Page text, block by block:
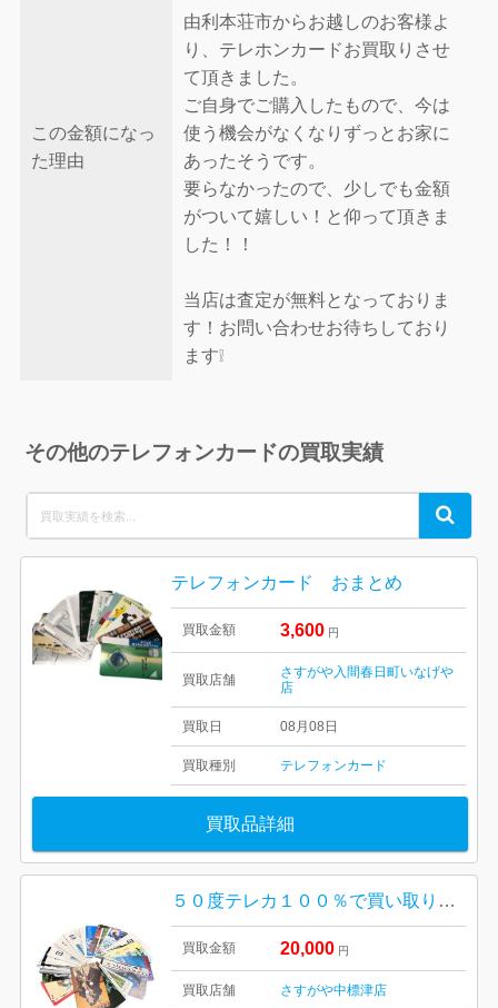
この金額になっ
た理由
由利本荘市からお越しのお客様よ
り、テレホンカードお買取りさせ
て頂きました。
ご自身でご購入したもので、今は
使う機会がなくなりずっとお家に
あったそうです。
要らなかったので、少しでも金額
がついて嬉しい！と仰って頂きま
した！！
当店は査定が無料となっておりま
す！お問い合わせお待ちしており
ます❕
その他のテレフォンカードの買取実績
for:
Search
テレフォンカード おまとめ
買取金額 3,600 円
買取店舗
さすがや入間春日町いなげや
店
買取日 08月08日
買取種別 テレフォンカード
買取品詳細
５０度テレカ１００％で買い取りました！！！ さすがや中標津店
買取金額 20,000 円
買取店舗 さすがや中標津店